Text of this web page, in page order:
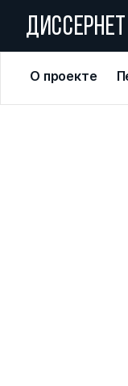
ДИССЕРНЕТ
О проекте